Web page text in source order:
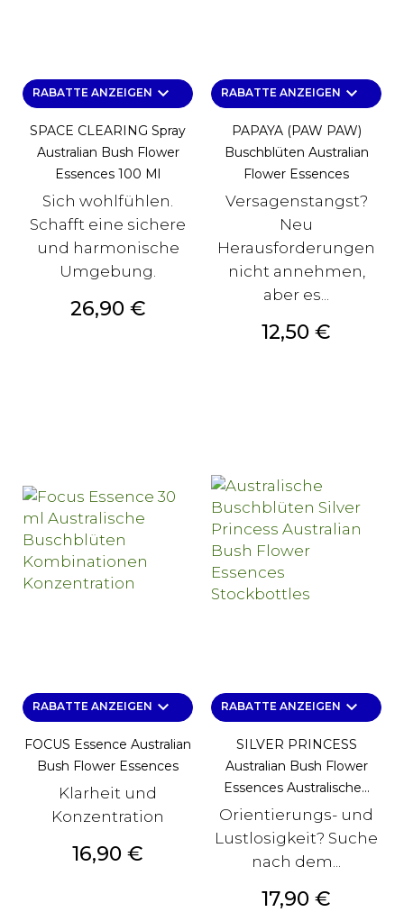
RABATTE ANZEIGEN keyboard_arrow_down
SPACE CLEARING Spray
Australian Bush Flower
Essences 100 Ml
Sich wohlfühlen.
Schafft eine sichere
und harmonische
Umgebung.
Preis
26,90 €
RABATTE ANZEIGEN keyboard_arrow_down
PAPAYA (PAW PAW)
Buschblüten Australian
Flower Essences
Versagenstangst?
Neu
Herausforderungen
nicht annehmen,
aber es...
Preis
12,50 €
RABATTE ANZEIGEN keyboard_arrow_down
FOCUS Essence Australian
Bush Flower Essences
Klarheit und
Konzentration
Preis
16,90 €
RABATTE ANZEIGEN keyboard_arrow_down
SILVER PRINCESS
Australian Bush Flower
Essences Australische...
Orientierungs- und
Lustlosigkeit? Suche
nach dem...
Preis
17,90 €